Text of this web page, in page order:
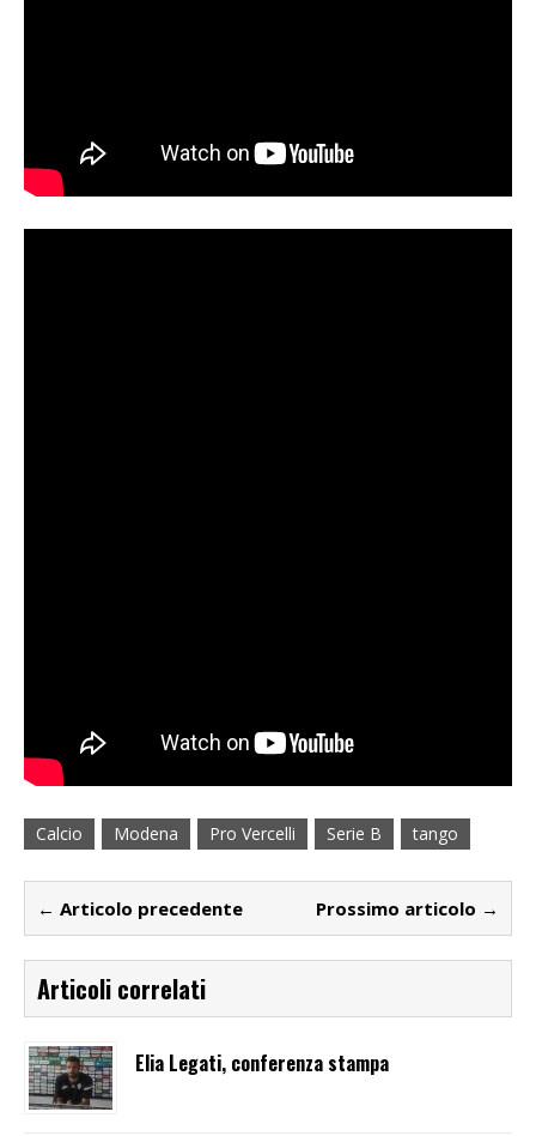
Calcio Modena Pro Vercelli Serie B tango
← Articolo precedente Prossimo articolo →
Articoli correlati
Elia Legati, conferenza stampa